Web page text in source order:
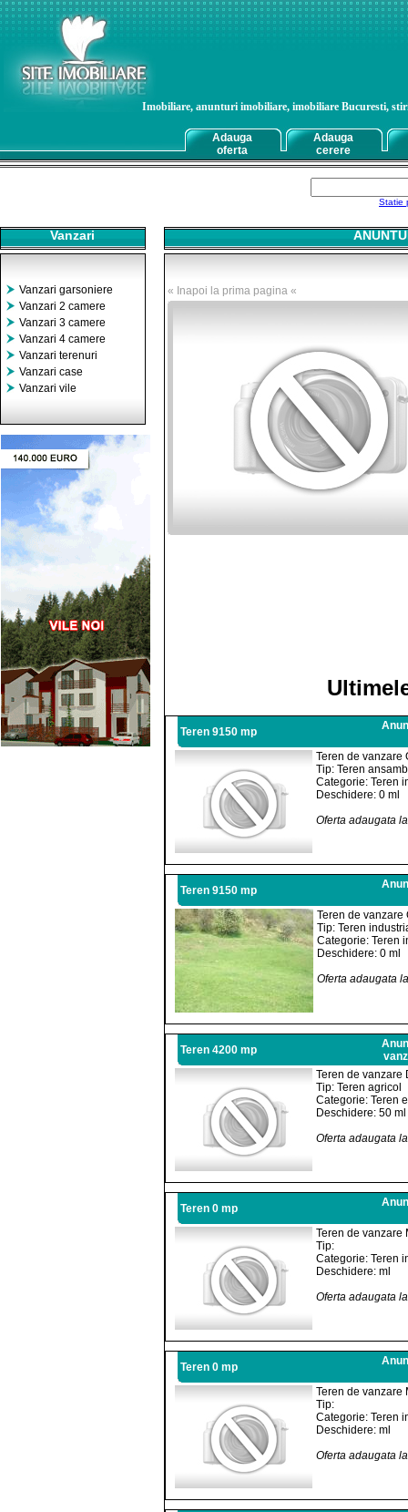
Imobiliare, anunturi imobiliare, imobiliare Bucuresti,
Adauga
oferta
Adauga
cerere
Statie
Vanzari
Vanzari garsoniere
Vanzari 2 camere
Vanzari 3 camere
Vanzari 4 camere
Vanzari terenuri
Vanzari case
Vanzari vile
« Inapoi la prima pagina «
Teren 9150 mp
Teren de vanzare
Tip: Teren
Categorie: Teren
Deschidere: 0 ml
Oferta adaugata
Teren 9150 mp
Teren de vanzare
Tip: Teren
Categorie: Teren
Deschidere: 0 ml
Oferta adaugata
Teren 4200 mp
Teren de vanzare
Tip: Teren agricol
Categorie: Teren
Deschidere: 50 ml
Oferta adaugata
Teren 0 mp
Teren de vanzare
Tip:
Categorie: Teren
Deschidere: ml
Oferta adaugata
Teren 0 mp
Teren de vanzare
Tip:
Categorie: Teren
Deschidere: ml
Oferta adaugata